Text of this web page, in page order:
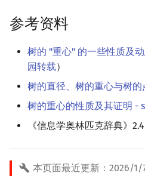
参考资料
树的 "重心" 的一些性质及
园转载）
树的直径、树的重心与树
树的重心的性质及其证明 -
《信息学奥林匹克辞典》
本页面最近更新： 2026/1/